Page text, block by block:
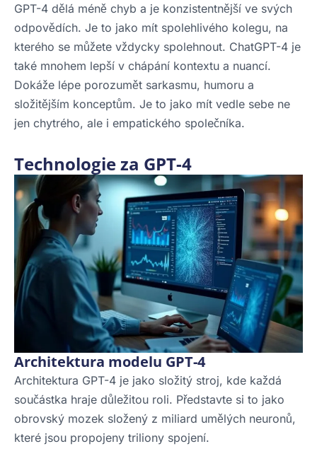
GPT-4 dělá méně chyb a je konzistentnější ve svých
odpovědích. Je to jako mít spolehlivého kolegu, na
kterého se můžete vždycky spolehnout. ChatGPT-4 je
také mnohem lepší v chápání kontextu a nuancí.
Dokáže lépe porozumět sarkasmu, humoru a
složitějším konceptům. Je to jako mít vedle sebe ne
jen chytrého, ale i empatického společníka.
Technologie za GPT-4
Architektura modelu GPT-4
Architektura GPT-4 je jako složitý stroj, kde každá
součástka hraje důležitou roli. Představte si to jako
obrovský mozek složený z miliard umělých neuronů,
které jsou propojeny triliony spojení.